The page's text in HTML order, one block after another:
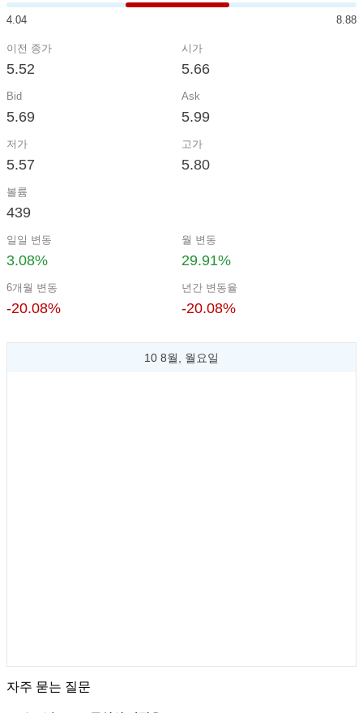
4.04 8.88
이전 종가
5.52
시가
5.66
Bid
5.69
Ask
5.99
저가
5.57
고가
5.80
볼륨
439
일일 변동
3.08%
월 변동
29.91%
6개월 변동
-20.08%
년간 변동율
-20.08%
10 8월, 월요일
자주 묻는 질문